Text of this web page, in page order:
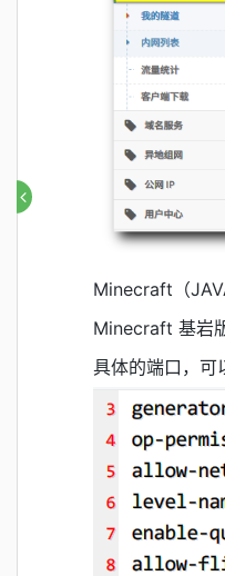
Minecraft（
Minecraft 基岩
具体的端口，